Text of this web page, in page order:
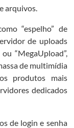
arquivos.
“espelho” de
de uploads
“MegaUpload”,
de multimídia
produtos mais
dedicados
de login e senha